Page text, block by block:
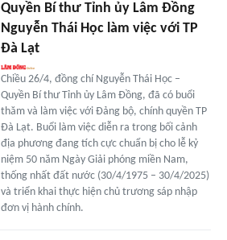
Quyền Bí thư Tỉnh ủy Lâm Đồng
Nguyễn Thái Học làm việc với TP
Đà Lạt
Chiều 26/4, đồng chí Nguyễn Thái Học –
Quyền Bí thư Tỉnh ủy Lâm Đồng, đã có buổi
thăm và làm việc với Đảng bộ, chính quyền TP
Đà Lạt. Buổi làm việc diễn ra trong bối cảnh
địa phương đang tích cực chuẩn bị cho lễ kỷ
niệm 50 năm Ngày Giải phóng miền Nam,
thống nhất đất nước (30/4/1975 – 30/4/2025)
và triển khai thực hiện chủ trương sáp nhập
đơn vị hành chính.